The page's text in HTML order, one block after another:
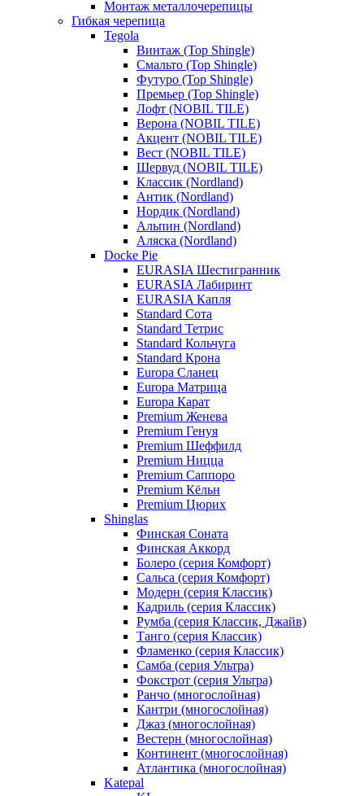
Монтаж металлочерепицы
Гибкая черепица
Tegola
Винтаж (Top Shingle)
Смальто (Top Shingle)
Футуро (Top Shingle)
Премьер (Top Shingle)
Лофт (NOBIL TILE)
Верона (NOBIL TILE)
Акцент (NOBIL TILE)
Вест (NOBIL TILE)
Шервуд (NOBIL TILE)
Классик (Nordland)
Антик (Nordland)
Нордик (Nordland)
Альпин (Nordland)
Аляска (Nordland)
Docke Pie
EURASIA Шестигранник
EURASIA Лабиринт
EURASIA Капля
Standard Сота
Standard Тетрис
Standard Кольчуга
Standard Крона
Europa Сланец
Europa Матрица
Europa Карат
Premium Женева
Premium Генуя
Premium Шеффилд
Premium Ницца
Premium Саппоро
Premium Кёльн
Premium Цюрих
Shinglas
Финская Соната
Финская Аккорд
Болеро (серия Комфорт)
Сальса (серия Комфорт)
Модерн (серия Классик)
Кадриль (серия Классик)
Румба (серия Классик, Джайв)
Танго (серия Классик)
Фламенко (серия Классик)
Самба (серия Ультра)
Фокстрот (серия Ультра)
Ранчо (многослойная)
Кантри (многослойная)
Джаз (многослойная)
Вестерн (многослойная)
Континент (многослойная)
Атлантика (многослойная)
Katepal